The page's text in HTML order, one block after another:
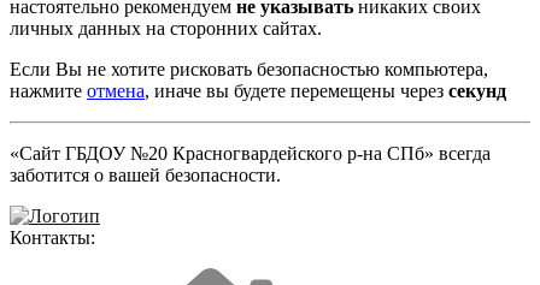
настоятельно рекомендуем не указывать никаких своих
личных данных на сторонних сайтах.
Если Вы не хотите рисковать безопасностью компьютера,
нажмите отмена, иначе вы будете перемещены через секунд
«Сайт ГБДОУ №20 Красногвардейского р-на СПб» всегда
заботится о вашей безопасности.
Контакты: